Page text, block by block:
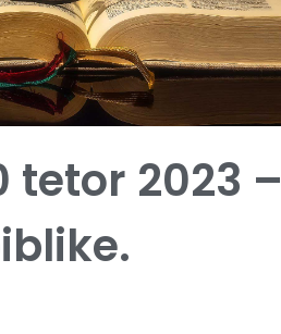
tetor 2023 –